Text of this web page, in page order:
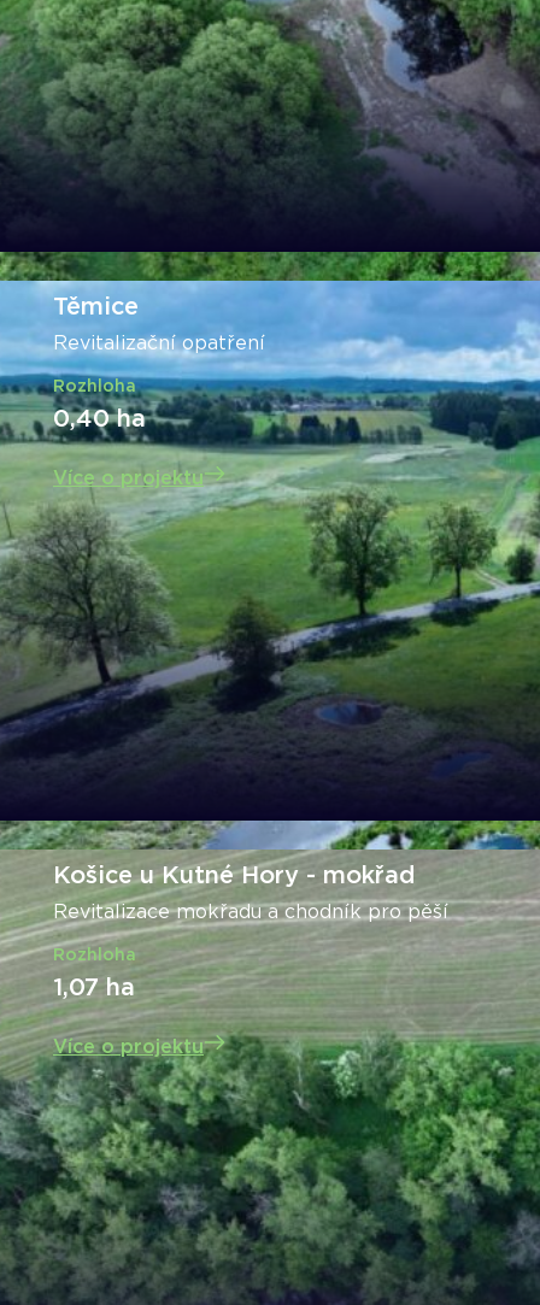
Těmice
Revitalizační opatření
Rozhloha
0,40 ha
Více o projektu
Košice u Kutné Hory - mokřad
Revitalizace mokřadu a chodník pro pěší
Rozhloha
1,07 ha
Více o projektu